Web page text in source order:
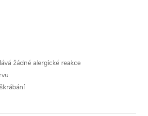
žádné alergické reakce